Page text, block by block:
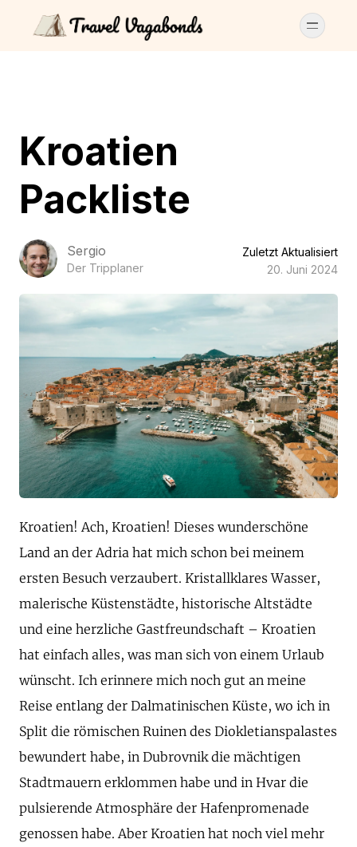
Kroatien
Packliste
Sergio
Der Tripplaner
Zuletzt Aktualisiert
20. Juni 2024
Kroatien! Ach, Kroatien! Dieses wunderschöne
Land an der Adria hat mich schon bei meinem
ersten Besuch verzaubert. Kristallklares Wasser,
malerische Küstenstädte, historische Altstädte
und eine herzliche Gastfreundschaft – Kroatien
hat einfach alles, was man sich von einem Urlaub
wünscht. Ich erinnere mich noch gut an meine
Reise entlang der Dalmatinischen Küste, wo ich in
Split die römischen Ruinen des Diokletianspalastes
bewundert habe, in Dubrovnik die mächtigen
Stadtmauern erklommen habe und in Hvar die
pulsierende Atmosphäre der Hafenpromenade
genossen habe. Aber Kroatien hat noch viel mehr